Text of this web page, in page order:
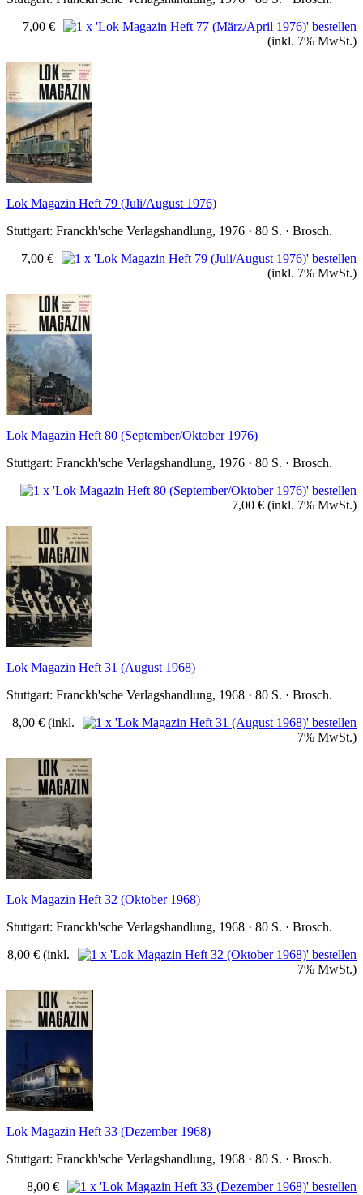
7,00 €
(inkl. 7% MwSt.)
Lok Magazin Heft 79 (Juli/August 1976)
Stuttgart: Franckh'sche Verlagshandlung, 1976 · 80 S. · Brosch.
7,00 €
(inkl. 7% MwSt.)
Lok Magazin Heft 80 (September/Oktober 1976)
Stuttgart: Franckh'sche Verlagshandlung, 1976 · 80 S. · Brosch.
7,00 € (inkl. 7% MwSt.)
Lok Magazin Heft 31 (August 1968)
Stuttgart: Franckh'sche Verlagshandlung, 1968 · 80 S. · Brosch.
8,00 € (inkl.
7% MwSt.)
Lok Magazin Heft 32 (Oktober 1968)
Stuttgart: Franckh'sche Verlagshandlung, 1968 · 80 S. · Brosch.
8,00 € (inkl.
7% MwSt.)
Lok Magazin Heft 33 (Dezember 1968)
Stuttgart: Franckh'sche Verlagshandlung, 1968 · 80 S. · Brosch.
8,00 €